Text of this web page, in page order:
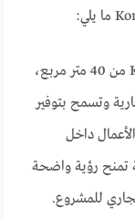
تبدأ مساحة الوحدات التجارية في مول KOR من 40 متر مربع،
وتسمح بتوفير
داخل
تمنح رؤية واضحة
للمشروع.